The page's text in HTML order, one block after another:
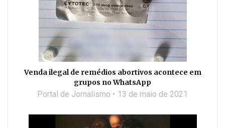
Venda ilegal de remédios abortivos acontece em
grupos no WhatsApp
Portal de Jornalismo 13 de maio de 2021